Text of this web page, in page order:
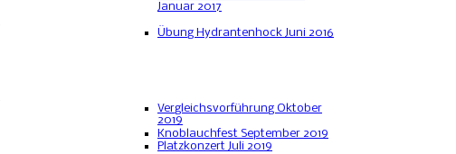
Januar 2017
Übung Hydrantenhock Juni 2016
Vergleichsvorführung Oktober
2019
Knoblauchfest September 2019
Platzkonzert Juli 2019